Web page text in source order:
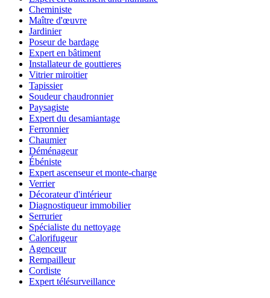
Cheministe
Maître d'œuvre
Jardinier
Poseur de bardage
Expert en bâtiment
Installateur de gouttieres
Vitrier miroitier
Tapissier
Soudeur chaudronnier
Paysagiste
Expert du desamiantage
Ferronnier
Chaumier
Déménageur
Ébéniste
Expert ascenseur et monte-charge
Verrier
Décorateur d'intérieur
Diagnostiqueur immobilier
Serrurier
Spécialiste du nettoyage
Calorifugeur
Agenceur
Rempailleur
Cordiste
Expert télésurveillance